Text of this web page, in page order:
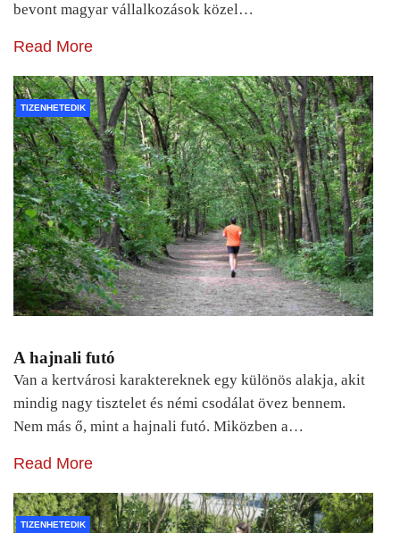
bevont magyar vállalkozások közel…
Read More
TIZENHETEDIK
A hajnali futó
Van a kertvárosi karaktereknek egy különös alakja, akit
mindig nagy tisztelet és némi csodálat övez bennem.
Nem más ő, mint a hajnali futó. Miközben a…
Read More
TIZENHETEDIK